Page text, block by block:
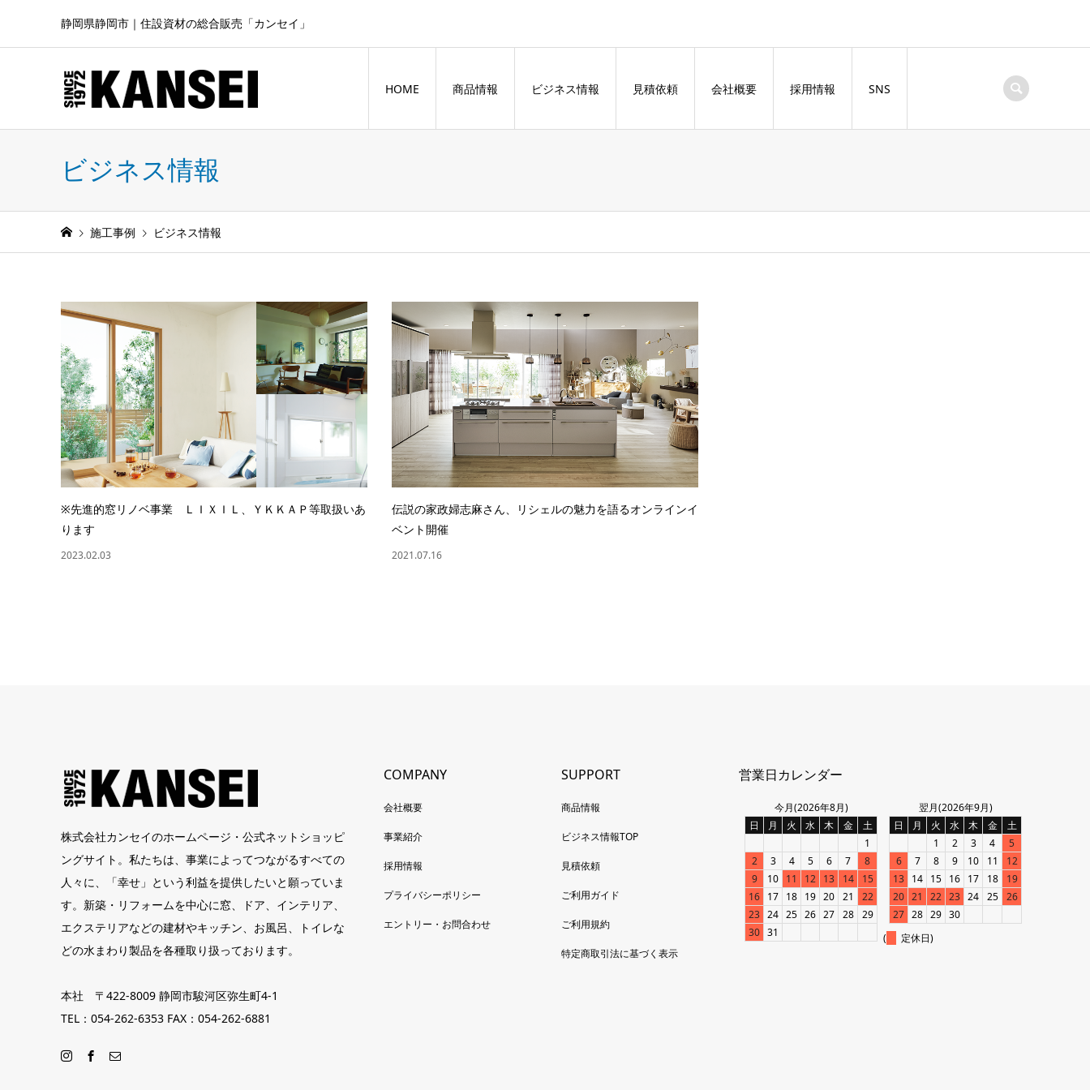
静岡県静岡市｜住設資材の総合販売「カンセイ」
HOME 商品情報 ビジネス情報 見積依頼 会社概要 採用情報 SNS
ビジネス情報
施工事例 ビジネス情報
※先進的窓リノベ事業 ＬＩＸＩＬ、ＹＫＫＡＰ等取扱いあ
ります
2023.02.03
伝説の家政婦志麻さん、リシェルの魅力を語るオンラインイ
ベント開催
2021.07.16
株式会社カンセイのホームページ・公式ネットショッピ
ングサイト。私たちは、事業によってつながるすべての
人々に、「幸せ」という利益を提供したいと願っていま
す。新築・リフォームを中心に窓、ドア、インテリア、
エクステリアなどの建材やキッチン、お風呂、トイレな
どの水まわり製品を各種取り扱っております。
本社 〒422-8009 静岡市駿河区弥生町4-1
TEL：054-262-6353 FAX：054-262-6881
COMPANY
会社概要
事業紹介
採用情報
プライバシーポリシー
エントリー・お問合わせ
SUPPORT
商品情報
ビジネス情報TOP
見積依頼
ご利用ガイド
ご利用規約
特定商取引法に基づく表示
営業日カレンダー
今月(2026年8月)
日
月 火 水 木 金
土
1
2
3 4 5 6 7
8
9
10 11 12 13 14
15
16 17 18 19 20 21
22
23 24 25 26 27 28
29
30 31
翌月(2026年9月)
日
月 火 水 木 金
土
1
2 3 4
5
6
7 8 9 10 11
12
13 14 15 16 17 18
19
20 21 22 23 24 25 26
27 28 29 30
(
定休日)